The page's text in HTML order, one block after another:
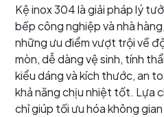
Kệ inox 304 là giải pháp lý
bếp công nghiệp và nhà
những ưu điểm vượt trội về
mòn, dễ dàng vệ sinh, tính
kiểu dáng và kích thước, an
khả năng chịu nhiệt tốt. Lựa
chỉ giúp tối ưu hóa không